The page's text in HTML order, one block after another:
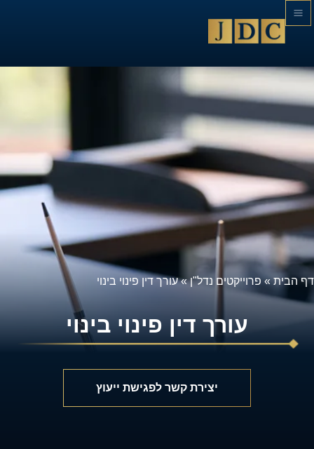
דף הבית»פרוייקטים נדל"ן»עורך דין פינוי בינוי
עורך דין פינוי בינוי
יצירת קשר לפגישת ייעוץ